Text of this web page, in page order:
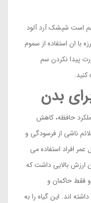
است شپشک آرد آلود
با ان استفاده از سموم
پیدا نکردن سم
کنید.
بدن
حافظه، کاهش
ناشی از فرسودگی و
افراد استفاده می
ارزش بالایی داشت که
فقط حاکمان و
اند. این گیاه را به